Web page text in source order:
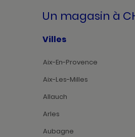
Un magasin à
Villes
Aix-En-Provence
Aix-Les-Milles
Allauch
Arles
Aubagne